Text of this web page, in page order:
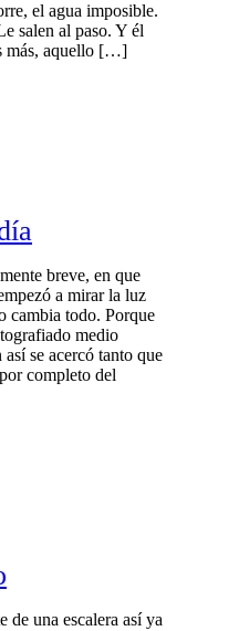
el agua imposible.
salen al paso. Y él
más, aquello […]
breve, en que
a mirar la luz
cambia todo. Porque
medio
se acercó tanto que
completo del
de una escalera así ya